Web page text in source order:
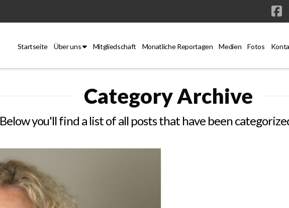
Startseite Über uns Mitgliedschaft Monatliche Reportagen Medien Fotos
Category Archive
Below you'll find a list of all posts that have been